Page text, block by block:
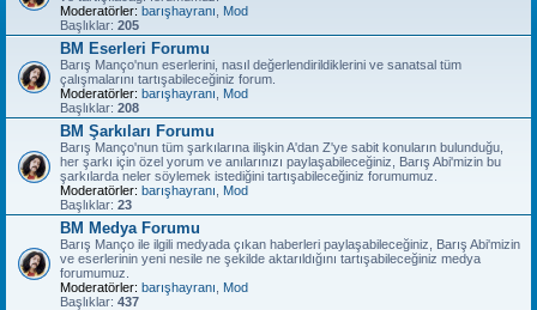
Moderatörler: barışhayranı
Mod
Başlıklar: 205
BM Eserleri Forumu
Barış Manço'nun eserlerini, nasıl değerlendirildiklerini ve sanatsal tüm
çalışmalarını tartışabileceğiniz forum.
Moderatörler: barışhayranı
Mod
Başlıklar: 208
BM Şarkıları Forumu
Barış Manço'nun tüm şarkılarına ilişkin A'dan Z'ye sabit konuların bulunduğu,
her şarkı için özel yorum ve anılarınızı paylaşabileceğiniz, Barış Abi'mizin bu
şarkılarda neler söylemek istediğini tartışabileceğiniz forumumuz.
Moderatörler: barışhayranı
Mod
Başlıklar: 23
BM Medya Forumu
Barış Manço ile ilgili medyada çıkan haberleri paylaşabileceğiniz, Barış Abi'mizin
ve eserlerinin yeni nesile ne şekilde aktarıldığını tartışabileceğiniz medya
forumumuz.
Moderatörler: barışhayranı
Mod
Başlıklar: 437